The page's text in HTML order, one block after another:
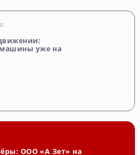
уже на
ООО «А Зет» на